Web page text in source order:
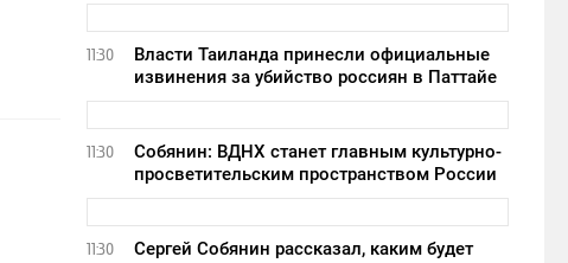
11:30
Власти Таиланда принесли официальные
извинения за убийство россиян в Паттайе
11:30
Собянин: ВДНХ станет главным культурно-
просветительским пространством России
11:30
Сергей Собянин рассказал, каким будет